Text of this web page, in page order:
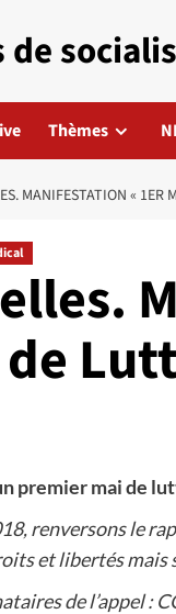
de
Thèmes
MANIFESTATION « 1ER
premier mai de
renversons le
et libertés
de l’appel :